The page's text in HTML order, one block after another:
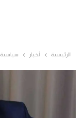
الرئيسية أخبار سياسية